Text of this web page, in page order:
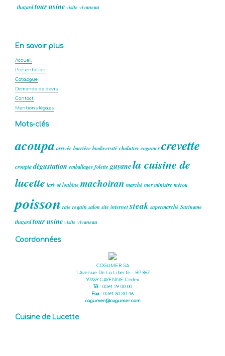
thazard tourusine visite vivaneau
En savoir plus
Accueil
Présentation
Catalogue
Demande de devis
Contact
Mentions légales
Mots-clés
acoupa arrivée barrière biodiversité chalutier cogumer crevette
croupia dégustation emballages folette guyanela cuisine de
lucette larivot loubine machoiran marché mer ministre mérou
poisson raie requin salon site internet steak supermarché Suriname
thazard tourusine visite vivaneau
Coordonnées
COGUMER SA
1 Avenue De La Liberte - BP 867
97339 CAYENNE Cedex
Tél : 0594 29 00 00
Fax :0594 30 30 46
cogumer@cogumer.com
Cuisine de Lucette